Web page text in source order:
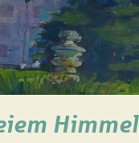
Himmel